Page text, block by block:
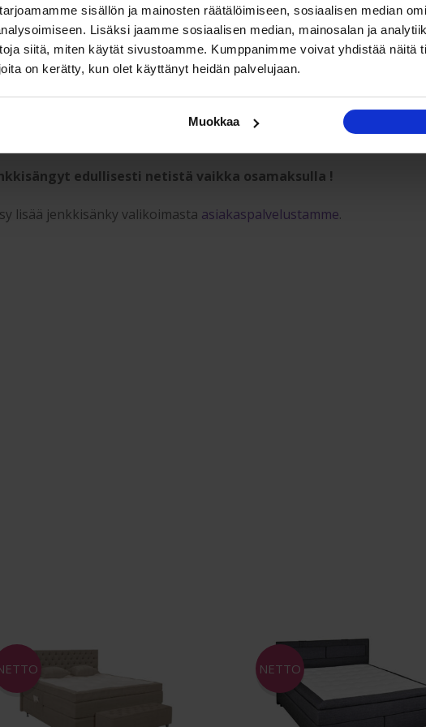
sisällön ja mainosten räätälöimiseen, sosiaalisen median
Lisäksi jaamme sosiaalisen median, mainosalan ja
siitä, miten käytät sivustoamme. Kumppanimme voivat yhdistää näitä
on kerätty, kun olet käyttänyt heidän palvelujaan.
Muokkaa
jäykkyys, suositus 45-75 kg/nukkuja.
jousten katkeamattomuustakuu 5 vuotta ja runkotakuu 2
Takuu ei koske normaalia käytön tuomaa painumista.
edullisesti netistä vaikka osamaksulla !
lisää jenkkisänky valikoimasta asiakaspalvelustamme.
NETTO